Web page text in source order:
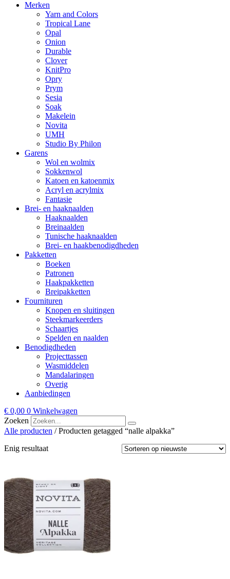
Merken
Yarn and Colors
Tropical Lane
Opal
Onion
Durable
Clover
KnitPro
Opry
Prym
Sesia
Soak
Makelein
Novita
UMH
Studio By Philon
Garens
Wol en wolmix
Sokkenwol
Katoen en katoenmix
Acryl en acrylmix
Fantasie
Brei- en haaknaalden
Haaknaalden
Breinaalden
Tunische haaknaalden
Brei- en haakbenodigdheden
Pakketten
Boeken
Patronen
Haakpakketten
Breipakketten
Fournituren
Knopen en sluitingen
Steekmarkeerders
Schaartjes
Spelden en naalden
Benodigdheden
Projecttassen
Wasmiddelen
Mandalaringen
Overig
Aanbiedingen
€ 0,00 0 Winkelwagen
Zoeken
Alle producten / Producten getagged “nalle alpakka”
Enig resultaat